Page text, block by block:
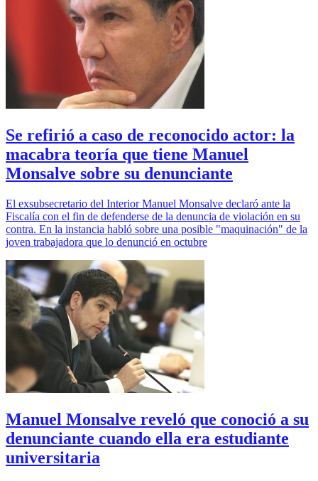
Se refirió a caso de reconocido actor: la
macabra teoría que tiene Manuel
Monsalve sobre su denunciante
El exsubsecretario del Interior Manuel Monsalve declaró ante la
Fiscalía con el fin de defenderse de la denuncia de violación en su
contra. En la instancia habló sobre una posible "maquinación" de la
joven trabajadora que lo denunció en octubre
Manuel Monsalve reveló que conoció a su
denunciante cuando ella era estudiante
universitaria